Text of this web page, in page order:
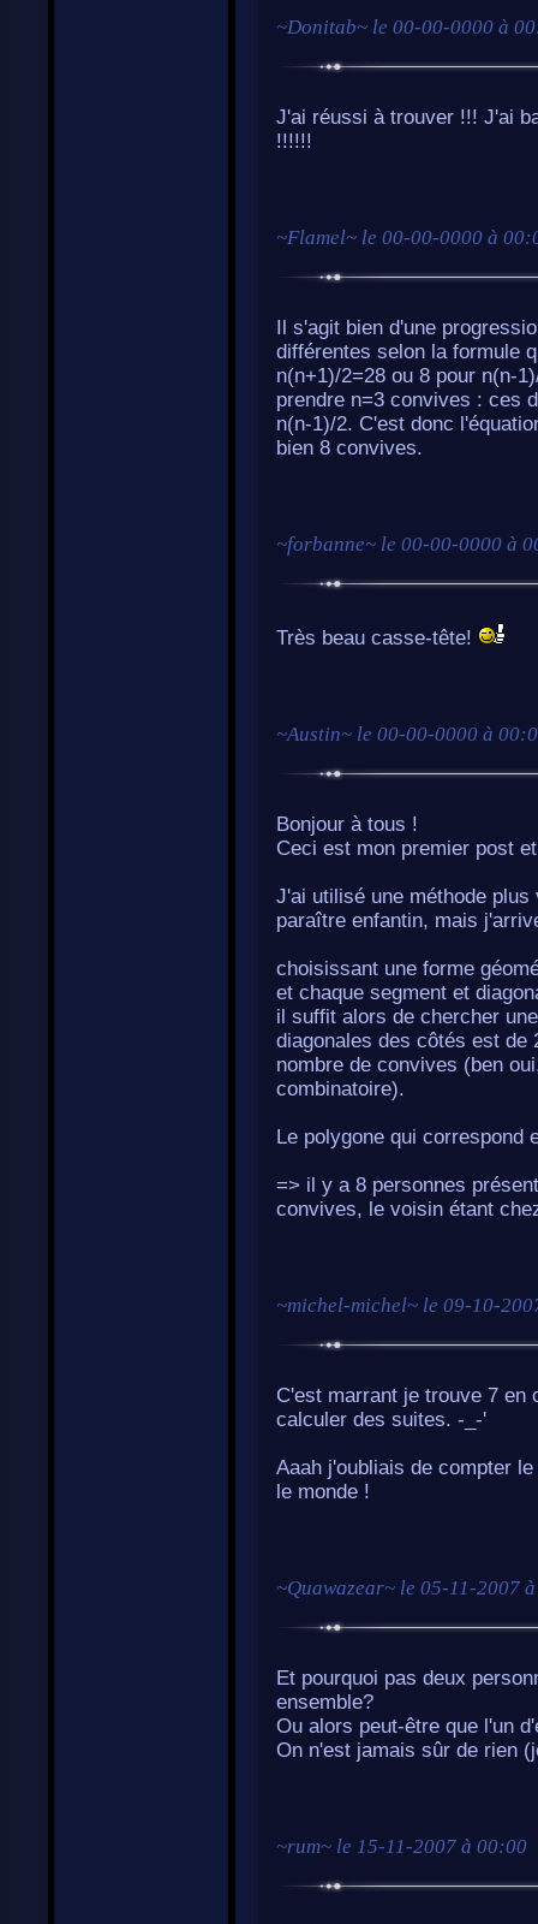
~Donitab~ le 00-00-0000 à
J'ai réussi à trouver !!! J'ai
!!!!!!
~Flamel~ le 00-00-0000 à
Il s'agit bien d'une
différentes selon la formule
n(n+1)/2=28 ou 8 pour n(n-
prendre n=3 convives : ces
n(n-1)/2. C'est donc
bien 8 convives.
~forbanne~ le 00-00-0000 à
Très beau casse-tête!
~Austin~ le 00-00-0000 à
Bonjour à tous !
Ceci est mon premier post
J'ai utilisé une méthode
paraître enfantin, mais
choisissant une forme
et chaque segment et
il suffit alors de chercher
diagonales des côtés est de
nombre de convives (ben
combinatoire).
Le polygone qui correspond
=> il y a 8 personnes
convives, le voisin étant
~michel-michel~ le 09-10-
C'est marrant je trouve 7 en
calculer des suites. -_-'
Aaah j'oubliais de compter
le monde !
~Quawazear~ le 05-11-2007
Et pourquoi pas deux
ensemble?
Ou alors peut-être que l'un
On n'est jamais sûr de rien
~rum~ le 15-11-2007 à 00:00